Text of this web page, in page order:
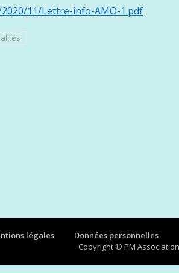
11/Lettre-info-AMO-1.pdf
légales
Données personnelles
Copyright © PM